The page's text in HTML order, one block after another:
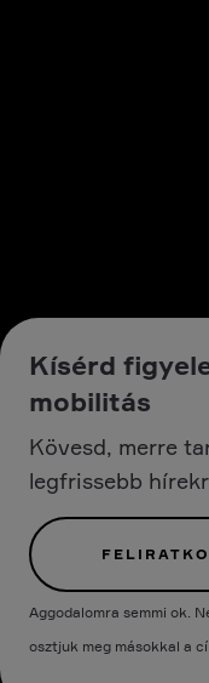
Kísérd
mobilitás
Kövesd, merre
legfrissebb
Aggodalomra semmi ok.
osztjuk meg másokkal a